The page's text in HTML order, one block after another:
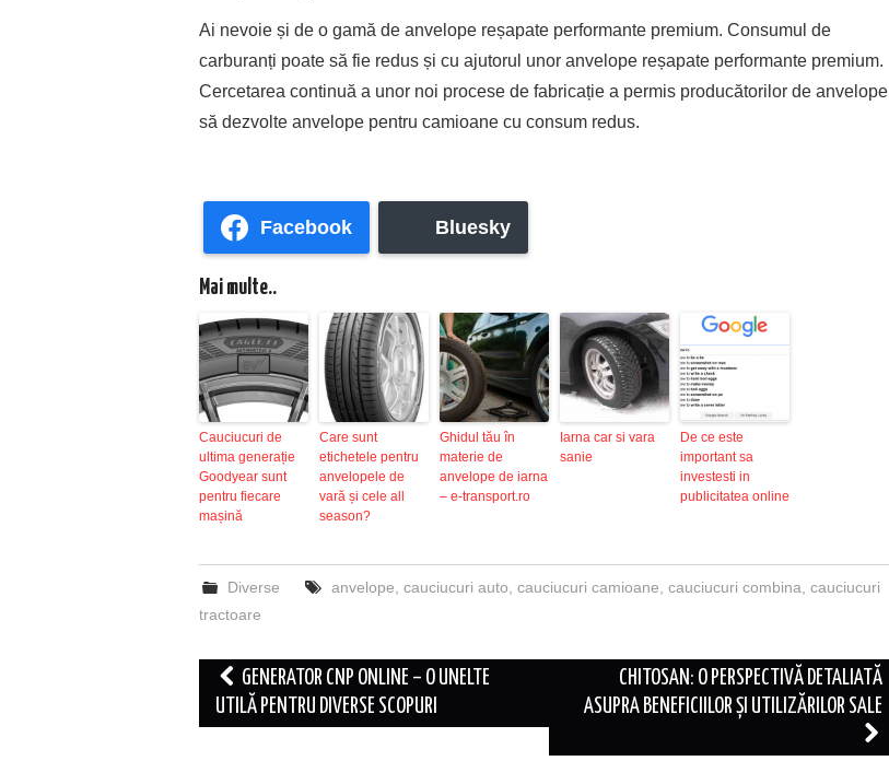
Ai nevoie și de o gamă de anvelope reșapate performante premium. Consumul de
carburanți poate să fie redus și cu ajutorul unor anvelope reșapate performante premium.
Cercetarea continuă a unor noi procese de fabricație a permis producătorilor de anvelope
să dezvolte anvelope pentru camioane cu consum redus.
Facebook Bluesky
Mai multe..
Cauciucuri de
ultima generație
Goodyear sunt
pentru fiecare
mașină
Care sunt
etichetele pentru
anvelopele de
vară și cele all
season?
Ghidul tău în
materie de
anvelope de iarna
– e-transport.ro
Iarna car si vara
sanie
De ce este
important sa
investesti in
publicitatea online
Diverse anvelope, cauciucuri auto, cauciucuri camioane, cauciucuri combina, cauciucuri
tractoare
Post
navigation
GENERATOR CNP ONLINE – O UNELTE
UTILĂ PENTRU DIVERSE SCOPURI
CHITOSAN: O PERSPECTIVĂ DETALIATĂ
ASUPRA BENEFICIILOR ȘI UTILIZĂRILOR SALE